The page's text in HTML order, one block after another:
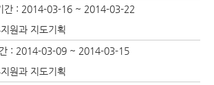
간 : 2014-03-16 ~ 2014-03-22
원과 지도기획
: 2014-03-09 ~ 2014-03-15
원과 지도기획